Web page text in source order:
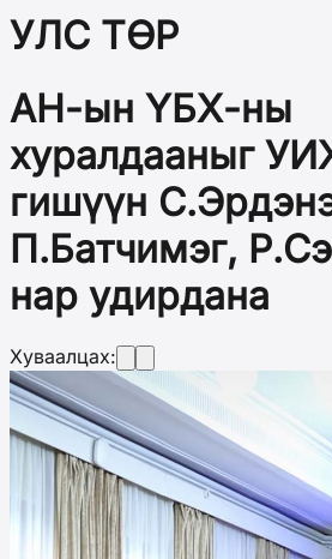
УЛС ТӨР
АН-ын ҮБХ-ны
хуралдааныг
гишүүн
П.Батчимэг,
нар удирдана
Хуваалцах: